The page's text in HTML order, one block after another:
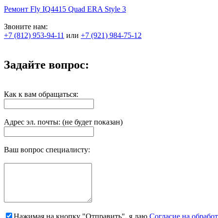
Ремонт Fly IQ4415 Quad ERA Style 3
Звоните нам:
+7 (812) 953-94-11 или +7 (921) 984-75-12
Задайте вопрос:
Как к вам обращаться:
Адрес эл. почты: (не будет показан)
Ваш вопрос специалисту:
Нажимая на кнопку "Отправить", я даю Согласие на